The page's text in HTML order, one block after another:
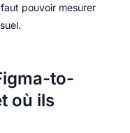
pouvoir mesurer
to-
où ils